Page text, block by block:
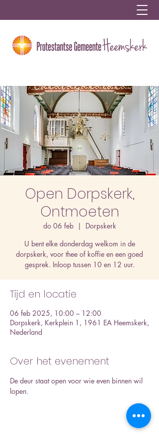
Open Dorpskerk,
Ontmoeten
do 06 feb
  |
Dorpskerk
U bent elke donderdag welkom in de
dorpskerk, voor thee of koffie en een goed
gesprek. Inloop tussen 10 en 12 uur.
Tijd en locatie
06 feb 2025, 10:00 – 12:00
Dorpskerk, Kerkplein 1, 1961 EA Heemskerk,
Nederland
Over het evenement
De deur staat open voor wie even binnen wil
lopen.